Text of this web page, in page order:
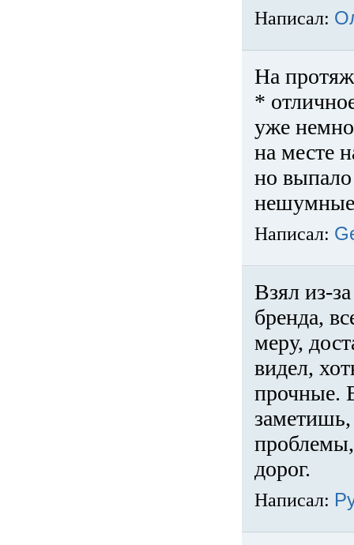
Написал:
На
*
уже
на месте
но
нешумные
Написал:
Взял из-
бренда,
меру,
видел,
прочные.
проблемы,
дорог.
Написал: